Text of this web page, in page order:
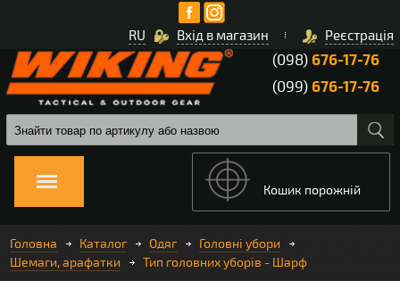
Вхід в магазин Реєстрація
RU
(098)676-17-76
(099)676-17-76
Кошик порожній
Головна Каталог Одяг
Головні убори
Шемаги, арафатки
Тип головних уборів - Шарф